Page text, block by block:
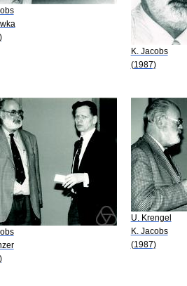
K. Jacobs
(1987)
U. Krengel
K. Jacobs
(1987)